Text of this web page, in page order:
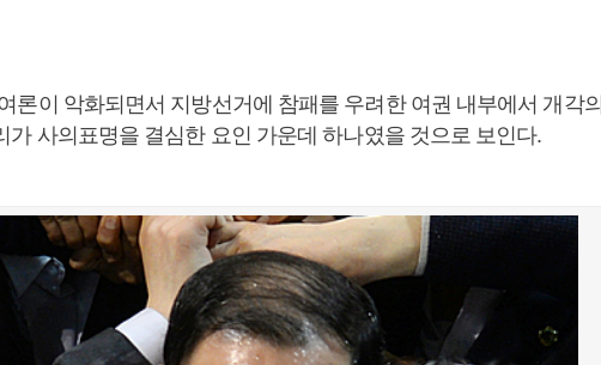
론이 악화되면서 지방선거에 참패를 우려한 여권 내부에서 개각의
가 사의표명을 결심한 요인 가운데 하나였을 것으로 보인다.